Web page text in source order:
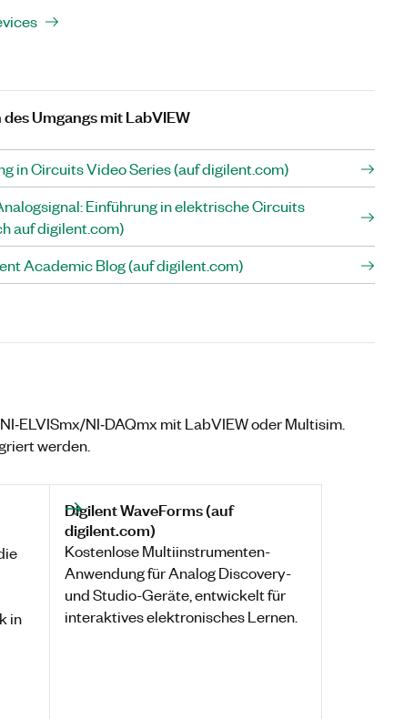
Umgangs mit LabVIEW
in Circuits Video Series (auf digilent.com)
Einführung in elektrische Circuits
auf digilent.com)
Academic Blog (auf digilent.com)
NI‐DAQmx mit LabVIEW oder Multisim.
werden.
in
Digilent WaveForms (auf
digilent.com)
Kostenlose Multiinstrumenten-
Anwendung für Analog Discovery-
und Studio-Geräte, entwickelt für
interaktives elektronisches Lernen.